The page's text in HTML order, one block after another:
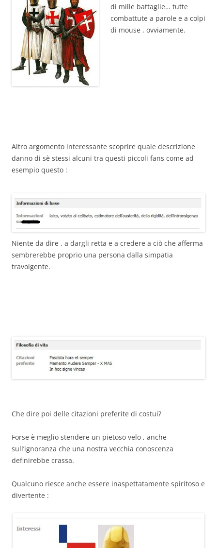
di mille battaglie… tutte
combattute a parole e a colpi
di mouse , ovviamente.
Altro argomento interessante scoprire quale descrizione
danno di sè stessi alcuni tra questi piccoli fans come ad
esempio questo :
Niente da dire , a dargli retta e a credere a ciò che afferma
sembrerebbe proprio una persona dalla simpatia
travolgente.
Che dire poi delle citazioni preferite di costui?
Forse è meglio stendere un pietoso velo , anche
sull’ignoranza che una nostra vecchia conoscenza
definirebbe crassa.
Qualcuno riesce anche essere inaspettatamente spiritoso e
divertente :